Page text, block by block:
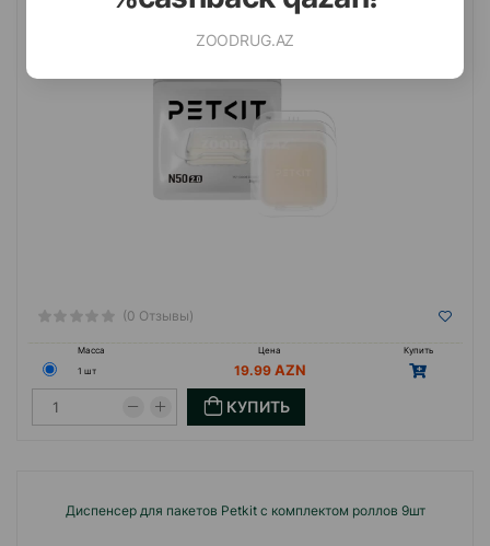
ZOODRUG.AZ
запахов в автоматических туалетах.
(0 Отзывы)
Масса Цена
Купить
1 шт
19.99
КУПИТЬ
Диспенсер для пакетов Petkit с комплектом роллов 9шт